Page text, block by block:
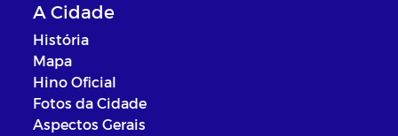
A Cidade
História
Mapa
Hino Oficial
Fotos da Cidade
Aspectos Gerais